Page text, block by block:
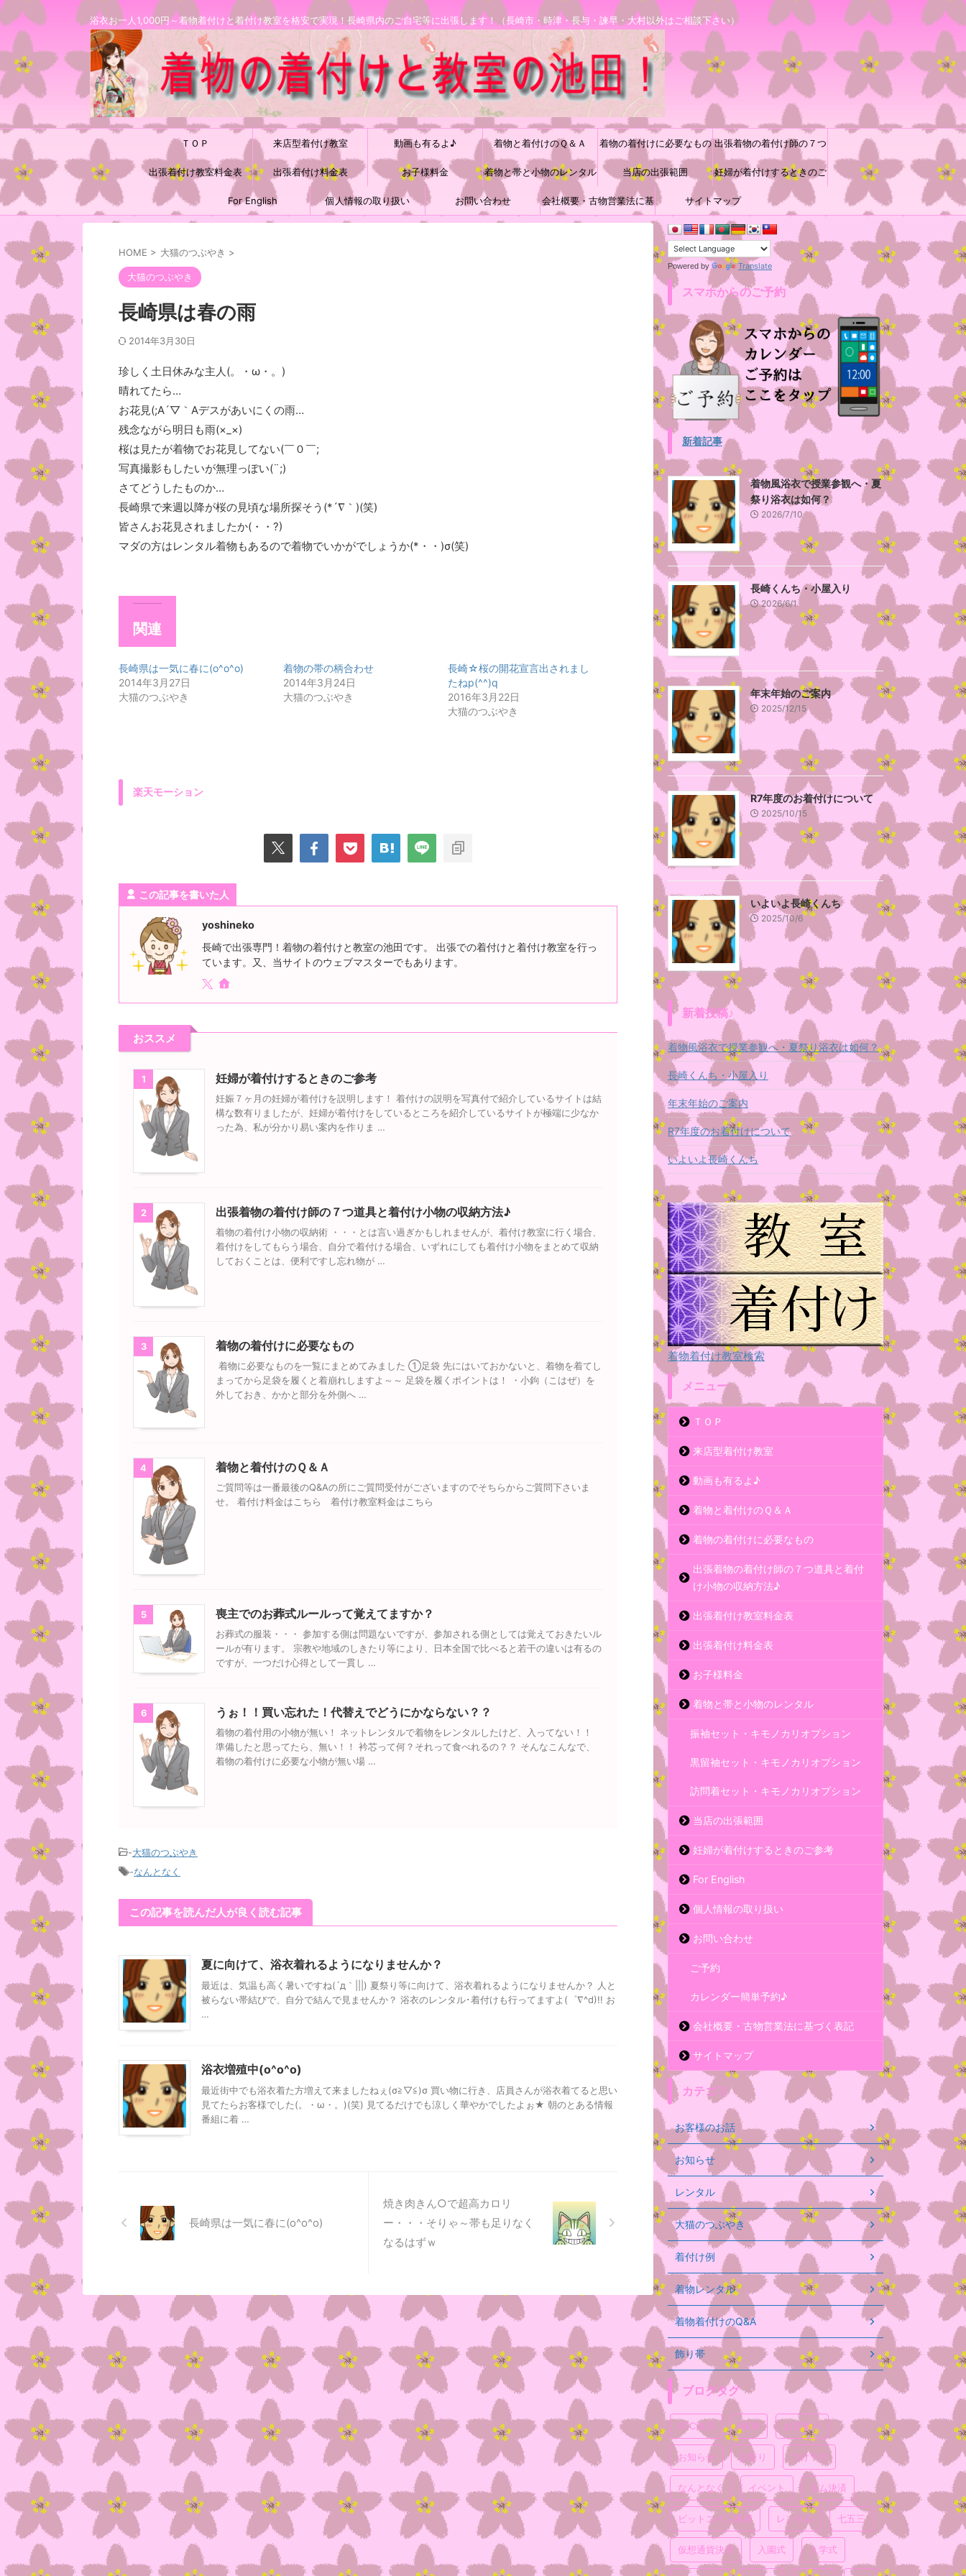
浴衣お一人1,000円～着物着付けと着付け教室を格安で実現！長崎県内のご自宅等に出張します！（長崎市・時津・長与・諫早・大村以外はご相談下さい）
ＴＯＰ 来店型着付け教室 動画も有るよ♪ 着物と着付けのＱ＆Ａ 着物の着付けに必要なもの 出張着物の着付け師の７つ
道具と着付け小物の収納方
法♪
出張着付け教室料金表 出張着付け料金表 お子様料金 着物と帯と小物のレンタル 当店の出張範囲 妊婦が着付けするときのご
参考
For English 個人情報の取り扱い お問い合わせ 会社概要・古物営業法に基 サイトマップ
HOME > 大猫のつぶやき >
大猫のつぶやき
長崎県は春の雨
2014年3月30日
珍しく土日休みな主人(。・ω・。)
晴れてたら…
お花見(;A´▽｀Aデスがあいにくの雨…
残念ながら明日も雨(×_×)
桜は見たが着物でお花見してない(￣０￣;
写真撮影もしたいが無理っぽい(¨;)
さてどうしたものか…
長崎県で来週以降が桜の見頃な場所探そう(*´∇｀)(笑)
皆さんお花見されましたか(・・?)
マダの方はレンタル着物もあるので着物でいかがでしょうか(*・・)σ(笑)
関連
長崎県は一気に春に(o^o^o)
2014年3月27日
大猫のつぶやき
着物の帯の柄合わせ
2014年3月24日
大猫のつぶやき
長崎☆桜の開花宣言出されまし
たねp(^^)q
2016年3月22日
大猫のつぶやき
楽天モーション
この記事を書いた人
yoshineko
長崎で出張専門！着物の着付けと教室の池田です。 出張での着付けと着付け教室を行っ
ています。又、当サイトのウェブマスターでもあります。
おススメ
1 妊婦が着付けするときのご参考
妊娠７ヶ月の妊婦が着付けを説明します！ 着付けの説明を写真付で紹介しているサイトは結
構な数有りましたが、妊婦が着付けをしているところを紹介しているサイトが極端に少なか
った為、私が分かり易い案内を作りま …
2 出張着物の着付け師の７つ道具と着付け小物の収納方法♪
着物の着付け小物の収納術 ・・・とは言い過ぎかもしれませんが、着付け教室に行く場合、
着付けをしてもらう場合、自分で着付ける場合、いずれにしても着付け小物をまとめて収納
しておくことは、便利ですし忘れ物が …
3 着物の着付けに必要なもの
着物に必要なものを一覧にまとめてみました ①足袋 先にはいておかないと、着物を着てし
まってから足袋を履くと着崩れしますよ～～ 足袋を履くポイントは！ ・小鉤（こはぜ）を
外しておき、かかと部分を外側へ …
4 着物と着付けのＱ＆Ａ
ご質問等は一番最後のQ&Aの所にご質問受付がございますのでそちらからご質問下さいま
せ。 着付け料金はこちら 着付け教室料金はこちら
5 喪主でのお葬式ルールって覚えてますか？
お葬式の服装・・・ 参加する側は問題ないですが、参加される側としては覚えておきたいル
ールが有ります。 宗教や地域のしきたり等により、日本全国で比べると若干の違いは有るの
ですが、一つだけ心得として一貫し …
6 うぉ！！買い忘れた！代替えでどうにかならない？？
着物の着付用の小物が無い！ ネットレンタルで着物をレンタルしたけど、入ってない！！
準備したと思ってたら、無い！！ 衿芯って何？それって食べれるの？？ そんなこんなで、
着物の着付けに必要な小物が無い場 …
-大猫のつぶやき
-なんとなく
この記事を読んだ人が良く読む記事
夏に向けて、浴衣着れるようになりませんか？
最近は、気温も高く暑いですね(´д｀|||) 夏祭り等に向けて、浴衣着れるようになりませんか？ 人と
被らない帯結びで、自分で結んで見ませんか？ 浴衣のレンタル･着付けも行ってますよ(゜∇^d)!! お
…
浴衣増殖中(o^o^o)
最近街中でも浴衣着た方増えて来ましたねぇ(σ≧▽≦)σ 買い物に行き、店員さんが浴衣着てると思い
見てたらお客様でした(。・ω・。)(笑) 見てるだけでも涼しく華やかでしたよぉ★ 朝のとある情報
番組に着 …
長崎県は一気に春に(o^o^o)
焼き肉きん○で超高カロリ
ー・・・そりゃ～帯も足りなく
なるはずｗ
Powered by Translate
スマホからのご予約
新着記事
着物風浴衣で授業参観へ・夏
祭り浴衣は如何？
2026/7/10
長崎くんち・小屋入り
2026/6/1
年末年始のご案内
2025/12/15
R7年度のお着付けについて
2025/10/15
いよいよ長崎くんち
2025/10/6
新着投稿♪
着物風浴衣で授業参観へ・夏祭り浴衣は如何？
長崎くんち・小屋入り
年末年始のご案内
R7年度のお着付けについて
いよいよ長崎くんち
着物着付け教室検索
メニュー
ＴＯＰ
来店型着付け教室
動画も有るよ♪
着物と着付けのＱ＆Ａ
着物の着付けに必要なもの
出張着物の着付け師の７つ道具と着付
け小物の収納方法♪
出張着付け教室料金表
出張着付け料金表
お子様料金
着物と帯と小物のレンタル
振袖セット・キモノカリオプション
黒留袖セット・キモノカリオプション
訪問着セット・キモノカリオプション
当店の出張範囲
妊婦が着付けするときのご参考
For English
個人情報の取り扱い
お問い合わせ
ご予約
カレンダー簡単予約♪
会社概要・古物営業法に基づく表記
サイトマップ
カテゴリ
お客様のお話
お知らせ
レンタル
大猫のつぶやき
着付け例
着物レンタル
着物着付けのQ&A
飾り帯
ブログタグ
BTC決済 NEM お宮参り
お知らせ お祭り つけ下げ
なんとなく イベント ネム決済
ビットコイン決済 レンタル 七五三
仮想通貨決済 入園式 入学式